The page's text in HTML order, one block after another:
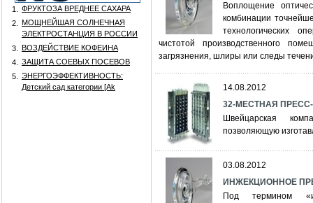
1.
ФРУКТОЗА ВРЕДНЕЕ САХАРА
2.
МОЩНЕЙШАЯ СОЛНЕЧНАЯ
ЭЛЕКТРОСТАНЦИЯ В РОССИИ
3.
ВОЗДЕЙСТВИЕ КОФЕИНА
4.
ЗАЩИТА СОЕВЫХ ПОСЕВОВ
5.
ЭНЕРГОЭФФЕКТИВНОСТЬ:
Детский сад категории [Аk
Воплощение
комбинации
технологических
чистотой производственного
загрязнения, шлиры или следы
14.08.2012
32-МЕСТНАЯ
Швейцарская
позволяющую
03.08.2012
ИНЖЕКЦИОННОЕ
Под термином